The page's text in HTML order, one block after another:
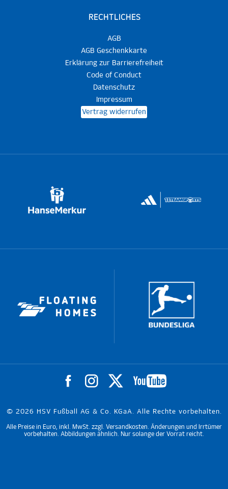
RECHTLICHES
AGB
AGB Geschenkkarte
Erklärung zur Barrierefreiheit
Code of Conduct
Datenschutz
Impressum
Vertrag widerrufen
© 2026 HSV Fußball AG & Co. KGaA. Alle Rechte vorbehalten.
Alle Preise in Euro, inkl. MwSt. zzgl. Versandkosten. Änderungen und Irrtümer
vorbehalten. Abbildungen ähnlich. Nur solange der Vorrat reicht.